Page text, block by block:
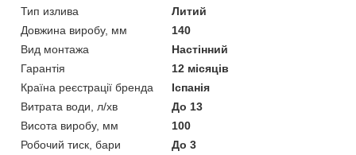
Тип излива
Литий
Довжина виробу, мм
140
Вид монтажа
Настінний
Гарантія
12 місяців
Країна реєстрації бренда
Іспанія
Витрата води, л/хв
До 13
Висота виробу, мм
100
Робочий тиск, бари
До 3